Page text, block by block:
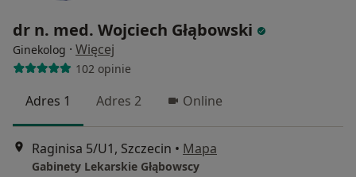
dr n. med. Wojciech Głąbowski
Ginekolog · Więcej
102 opinie
Adres 1 Adres 2 Online
Raginisa 5/U1, Szczecin • Mapa
Gabinety Lekarskie Głąbowscy